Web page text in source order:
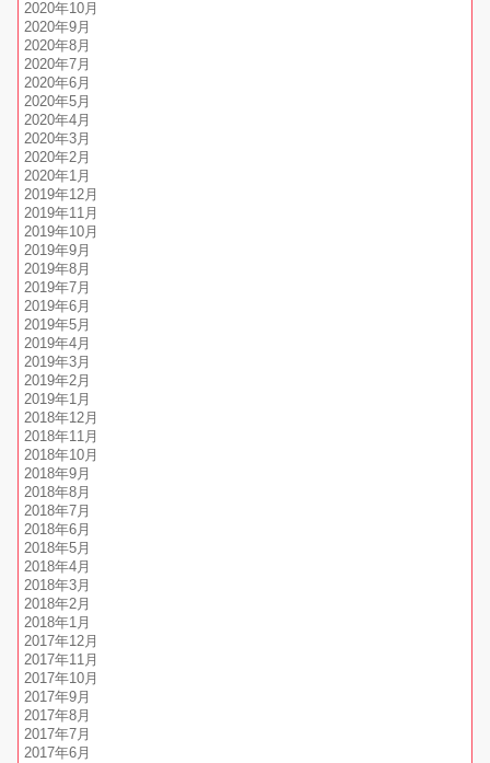
2020年10月
2020年9月
2020年8月
2020年7月
2020年6月
2020年5月
2020年4月
2020年3月
2020年2月
2020年1月
2019年12月
2019年11月
2019年10月
2019年9月
2019年8月
2019年7月
2019年6月
2019年5月
2019年4月
2019年3月
2019年2月
2019年1月
2018年12月
2018年11月
2018年10月
2018年9月
2018年8月
2018年7月
2018年6月
2018年5月
2018年4月
2018年3月
2018年2月
2018年1月
2017年12月
2017年11月
2017年10月
2017年9月
2017年8月
2017年7月
2017年6月